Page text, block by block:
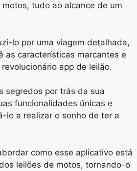
tudo ao alcance de um
lo por uma viagem detalhada,
as características marcantes e
app de leilão.
segredos por trás da sua
funcionalidades únicas e
lo a realizar o sonho de ter a
como esse aplicativo está
leilões de motos, tornando-o